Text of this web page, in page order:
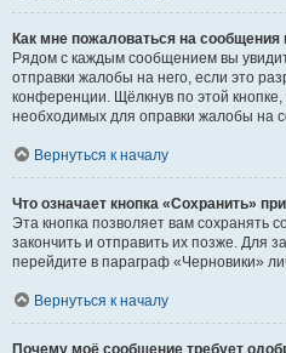
Как мне пожаловаться на сообщения
Рядом с каждым сообщением вы
отправки жалобы на него, если это
конференции. Щёлкнув по этой
необходимых для оправки жалобы на
Вернуться к началу
Что означает кнопка «Сохранить»
Эта кнопка позволяет вам сохранять
закончить и отправить их позже. Для
перейдите в параграф «Черновики»
Вернуться к началу
Почему моё сообщение требует